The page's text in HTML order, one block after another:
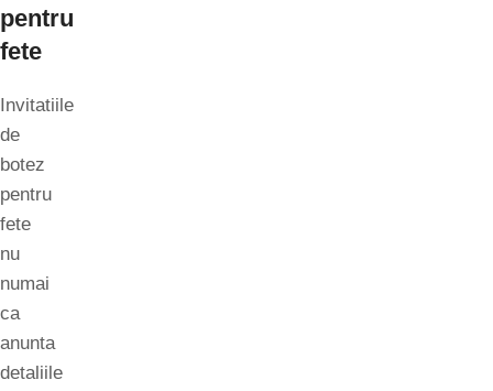
pentru
fete
Invitatiile
de
botez
pentru
fete
nu
numai
ca
anunta
detaliile